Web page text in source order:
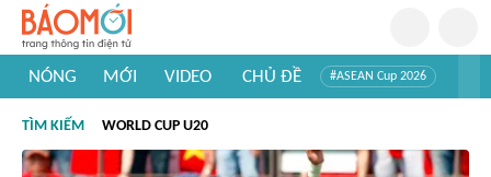
NÓNG MỚI VIDEO CHỦ ĐỀ #ASEAN Cup 2026
#Khám phá thế giới
TÌM KIẾM WORLD CUP U20